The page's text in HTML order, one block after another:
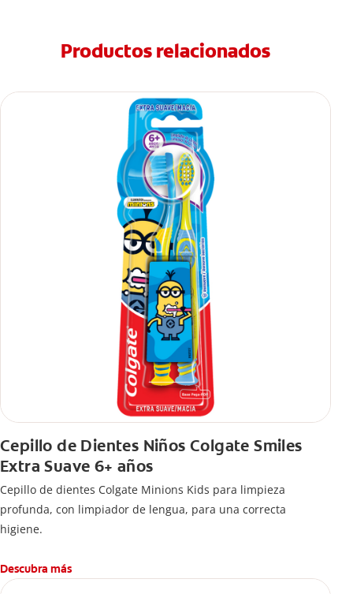
Productos relacionados
Cepillo de Dientes Niños Colgate Smiles
Extra Suave 6+ años
Cepillo de dientes Colgate Minions Kids para limpieza
profunda, con limpiador de lengua, para una correcta
higiene.
Descubra más